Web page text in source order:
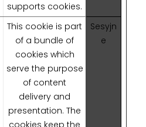
supports cookies.
This cookie is part
of a bundle of
cookies which
serve the purpose
of content
delivery and
presentation. The
cookies keep the
Sesyjn
e